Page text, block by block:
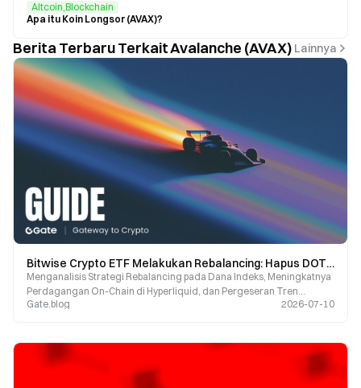
Altcoin,Blockchain
Apa itu Koin Longsor (AVAX)?
Berita Terbaru Terkait Avalanche (AVAX) Lainnya
Bitwise Crypto ETF Melakukan Rebalancing: Hapus DOT dan AVAX, Tambah HYPE dan XLM—Apa yang Menjadi Taruhan Institusi?
Menganalisis Strategi Rebalancing pada Dana Indeks, Meningkatnya
Perdagangan On-Chain di Hyperliquid, dan Pergeseran Tren
Investasi Institusional
Gate.blog 2026-07-10